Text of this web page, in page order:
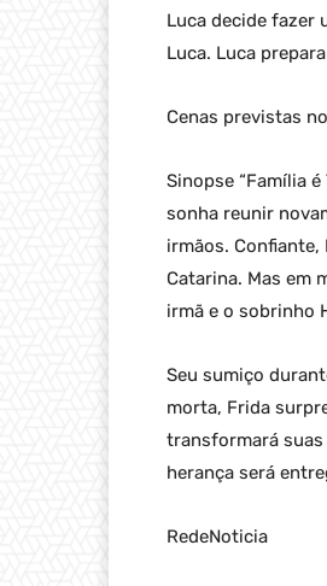
Luca decide fazer
Luca. Luca
Cenas previstas
Sinopse “Família
sonha reunir
irmãos. Confiante,
Catarina. Mas em
irmã e o sobrinho
Seu sumiço
morta, Frida
transformará
herança será
RedeNoticia